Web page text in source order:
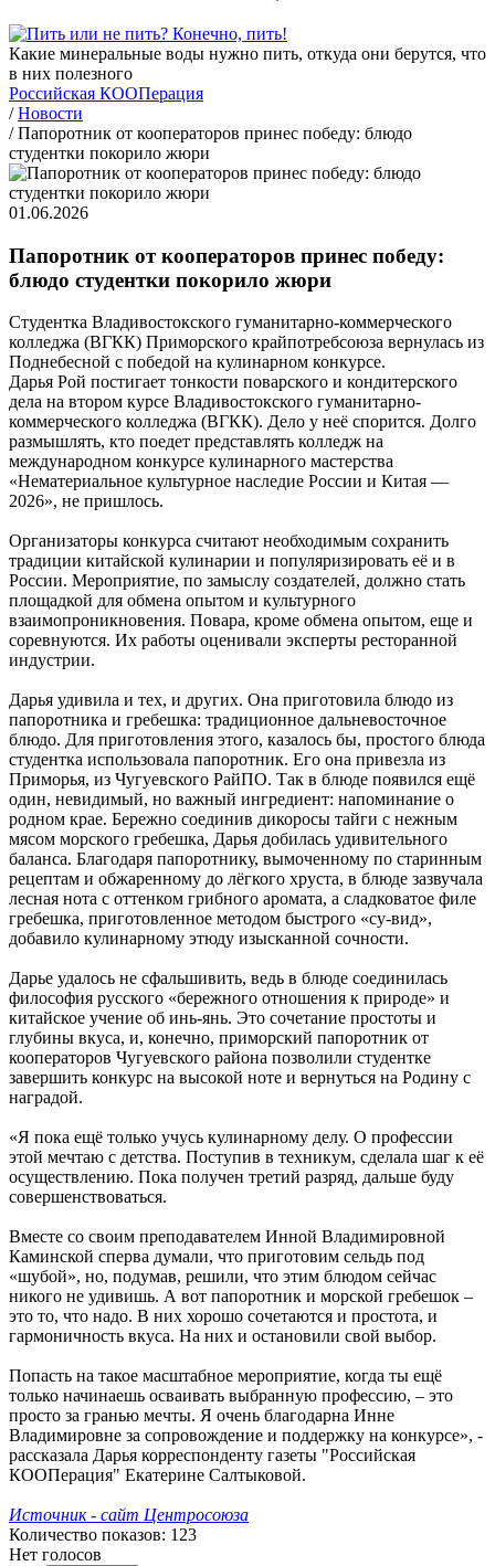
Какие минеральные воды нужно пить, откуда они берутся, что
в них полезного
Российская КООПерация
/ Новости
/ Папоротник от кооператоров принес победу: блюдо
студентки покорило жюри
01.06.2026
Папоротник от кооператоров принес победу:
блюдо студентки покорило жюри
Студентка Владивостокского гуманитарно-коммерческого
колледжа (ВГКК) Приморского крайпотребсоюза вернулась из
Поднебесной с победой на кулинарном конкурсе.
Дарья Рой постигает тонкости поварского и кондитерского
дела на втором курсе Владивостокского гуманитарно-
коммерческого колледжа (ВГКК). Дело у неё спорится. Долго
размышлять, кто поедет представлять колледж на
международном конкурсе кулинарного мастерства
«Нематериальное культурное наследие России и Китая —
2026», не пришлось.
Организаторы конкурса считают необходимым сохранить
традиции китайской кулинарии и популяризировать её и в
России. Мероприятие, по замыслу создателей, должно стать
площадкой для обмена опытом и культурного
взаимопроникновения. Повара, кроме обмена опытом, еще и
соревнуются. Их работы оценивали эксперты ресторанной
индустрии.
Дарья удивила и тех, и других. Она приготовила блюдо из
папоротника и гребешка: традиционное дальневосточное
блюдо. Для приготовления этого, казалось бы, простого блюда
студентка использовала папоротник. Его она привезла из
Приморья, из Чугуевского РайПО. Так в блюде появился ещё
один, невидимый, но важный ингредиент: напоминание о
родном крае. Бережно соединив дикоросы тайги с нежным
мясом морского гребешка, Дарья добилась удивительного
баланса. Благодаря папоротнику, вымоченному по старинным
рецептам и обжаренному до лёгкого хруста, в блюде зазвучала
лесная нота с оттенком грибного аромата, а сладковатое филе
гребешка, приготовленное методом быстрого «су-вид»,
добавило кулинарному этюду изысканной сочности.
Дарье удалось не сфальшивить, ведь в блюде соединилась
философия русского «бережного отношения к природе» и
китайское учение об инь-янь. Это сочетание простоты и
глубины вкуса, и, конечно, приморский папоротник от
кооператоров Чугуевского района позволили студентке
завершить конкурс на высокой ноте и вернуться на Родину с
наградой.
«Я пока ещё только учусь кулинарному делу. О профессии
этой мечтаю с детства. Поступив в техникум, сделала шаг к её
осуществлению. Пока получен третий разряд, дальше буду
совершенствоваться.
Вместе со своим преподавателем Инной Владимировной
Каминской сперва думали, что приготовим сельдь под
«шубой», но, подумав, решили, что этим блюдом сейчас
никого не удивишь. А вот папоротник и морской гребешок –
это то, что надо. В них хорошо сочетаются и простота, и
гармоничность вкуса. На них и остановили свой выбор.
Попасть на такое масштабное мероприятие, когда ты ещё
только начинаешь осваивать выбранную профессию, – это
просто за гранью мечты. Я очень благодарна Инне
Владимировне за сопровождение и поддержку на конкурсе», -
рассказала Дарья корреспонденту газеты "Российская
КООПерация" Екатерине Салтыковой.
Источник - сайт Центросоюза
Количество показов: 123
Нет голосов